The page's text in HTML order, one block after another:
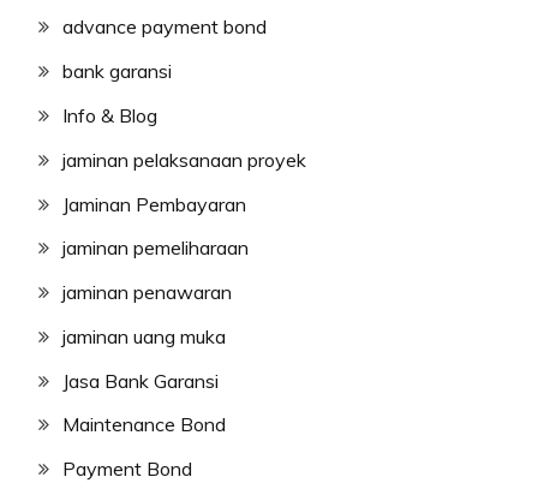
advance payment bond
bank garansi
Info & Blog
jaminan pelaksanaan proyek
Jaminan Pembayaran
jaminan pemeliharaan
jaminan penawaran
jaminan uang muka
Jasa Bank Garansi
Maintenance Bond
Payment Bond